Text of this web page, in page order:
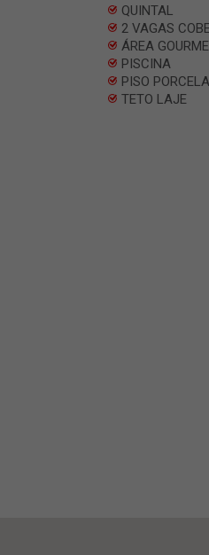
QUINTAL
2 VAGAS
ÁREA
PISCINA
PISO
TETO LAJE